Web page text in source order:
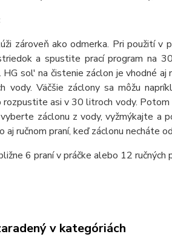
zároveň ako odmerka. Pri použití v
a spustite prací program na
HG sol' na čistenie záclon je vhodné
vody. Väčšie záclony sa môžu
asi v 30 litroch vody. Potom
vyberte záclonu z vody, vyžmýkajte
aj ručnom praní, keď záclonu necháte
6 praní v práčke alebo 12 ručných
v kategóriách